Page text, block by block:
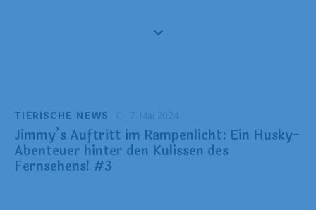
TIERISCHE NEWS 7. Mai 2024
Jimmy’s Auftritt im Rampenlicht: Ein Husky-
Abenteuer hinter den Kulissen des
Fernsehens! #3